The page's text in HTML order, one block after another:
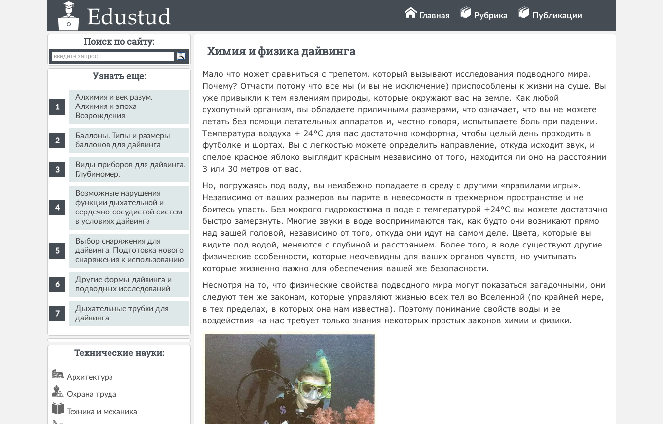
Главная Рубрика Публикации
Химия и физика дайвинга
Мало что может сравниться с трепетом, который вызывают исследования подводного мира.
Почему? Отчасти потому что все мы (и вы не исключение) приспособлены к жизни на суше. Вы
уже привыкли к тем явлениям природы, которые окружают вас на земле. Как любой
сухопутный организм, вы обладаете приличными размерами, что означает, что вы не можете
летать без помощи летательных аппаратов и, честно говоря, испытываете боль при падении.
Температура воздуха + 24°С для вас достаточно комфортна, чтобы целый день проходить в
футболке и шортах. Вы с легкостью можете определить направление, откуда исходит звук, и
спелое красное яблоко выглядит красным независимо от того, находится ли оно на расстоянии
3 или 30 метров от вас.
Но, погружаясь под воду, вы неизбежно попадаете в среду с другими «правилами игры».
Независимо от ваших размеров вы парите в невесомости в трехмерном пространстве и не
боитесь упасть. Без мокрого гидрокостюма в воде с температурой +24°С вы можете достаточно
быстро замерзнуть. Многие звуки в воде воспринимаются так, как будто они возникают прямо
над вашей головой, независимо от того, откуда они идут на самом деле. Цвета, которые вы
видите под водой, меняются с глубиной и расстоянием. Более того, в воде существуют другие
физические особенности, которые неочевидны для ваших органов чувств, но учитывать
которые жизненно важно для обеспечения вашей же безопасности.
Несмотря на то, что физические свойства подводного мира могут показаться загадочными, они
следуют тем же законам, которые управляют жизнью всех тел во Вселенной (по крайней мере,
в тех пределах, в которых она нам известна). Поэтому понимание свойств воды и ее
воздействия на нас требует только знания некоторых простых законов химии и физики.
Поиск по сайту:
Узнать еще:
Алхимия и век разум.
Алхимия и эпоха
Возрождения
Баллоны. Типы и размеры
баллонов для дайвинга
Виды приборов для дайвинга.
Глубиномер.
Возможные нарушения
функции дыхательной и
сердечно-сосудистой систем
в условиях дайвинга
Выбор снаряжения для
дайвинга. Подготовка нового
снаряжения к использованию
Другие формы дайвинга и
подводных исследований
Дыхательные трубки для
дайвинга
Технические науки:
Архитектура
Охрана труда
Техника и механика